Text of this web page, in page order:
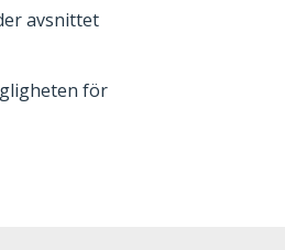
avsnittet
för